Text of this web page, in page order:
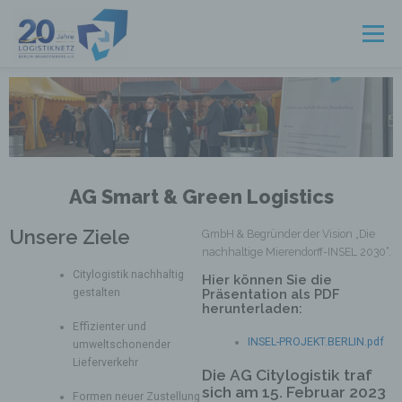
Menü
START UNSER NETZWERK VORSTAND
AKTUELLES UNSER WIRTSCHAFTSRAUM KONTAKT
AG Smart & Green Logistics
Unsere Ziele
Citylogistik nachhaltig
gestalten
Effizienter und
umweltschonender
Lieferverkehr
Formen neuer Zustellung
GmbH & Begründer der Vision „Die
nachhaltige Mierendorff-INSEL 2030“.
Hier können Sie die
Präsentation als PDF
herunterladen:
INSEL-PROJEKT.BERLIN.pdf
Die AG Citylogistik traf
sich am 15. Februar 2023